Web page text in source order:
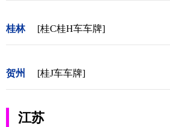
桂林 [桂C桂H车车牌]
贺州 [桂J车车牌]
江苏